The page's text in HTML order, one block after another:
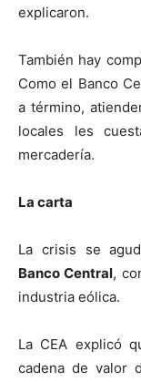
explicaron.
También hay
Como el Banco
a término,
locales les
mercadería.
La carta
La crisis se
Banco Central,
industria eólica.
La CEA explicó
cadena de valor